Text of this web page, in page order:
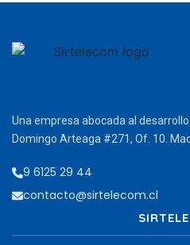
Una empresa abocada al
Domingo Arteaga #271, Of. 10.
9 6125 29 44
contacto@sirtelecom.cl